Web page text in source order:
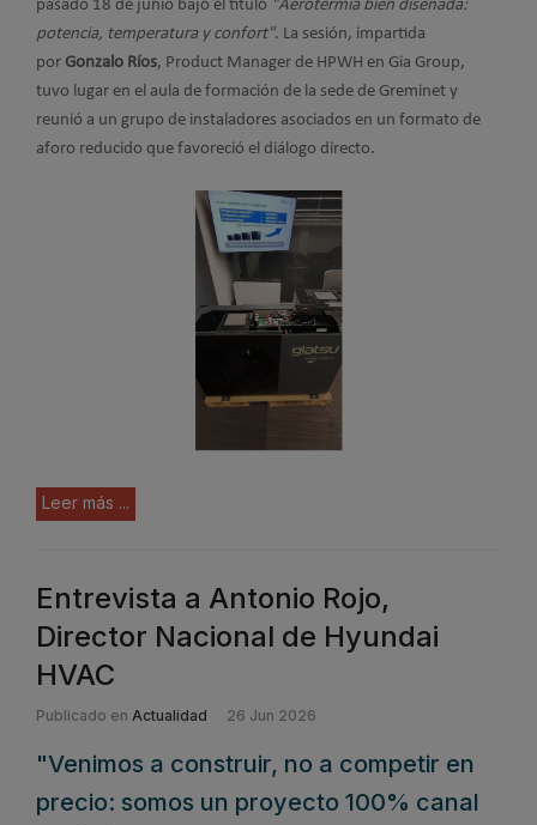
pasado 18 de junio bajo el título "Aerotermia bien diseñada:
potencia, temperatura y confort". La sesión, impartida
por Gonzalo Ríos, Product Manager de HPWH en Gia Group,
tuvo lugar en el aula de formación de la sede de Greminet y
reunió a un grupo de instaladores asociados en un formato de
aforo reducido que favoreció el diálogo directo.
Leer más ...
Entrevista a Antonio Rojo,
Director Nacional de Hyundai
HVAC
Publicado en Actualidad 26 Jun 2026
"Venimos a construir, no a competir en
precio: somos un proyecto 100% canal